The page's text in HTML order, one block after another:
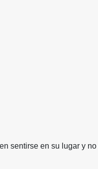
sentirse en su lugar y no